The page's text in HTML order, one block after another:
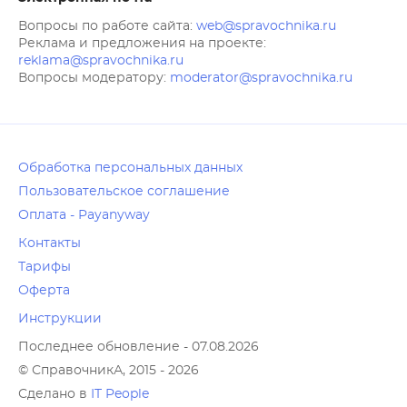
Вопросы по работе сайта: web@spravochnika.ru
Реклама и предложения на проекте:
reklama@spravochnika.ru
Вопросы модератору: moderator@spravochnika.ru
Обработка персональных данных
Пользовательское соглашение
Оплата - Payanyway
Контакты
Тарифы
Оферта
Инструкции
Последнее обновление - 07.08.2026
© СправочникА, 2015 - 2026
Сделано в
IT People